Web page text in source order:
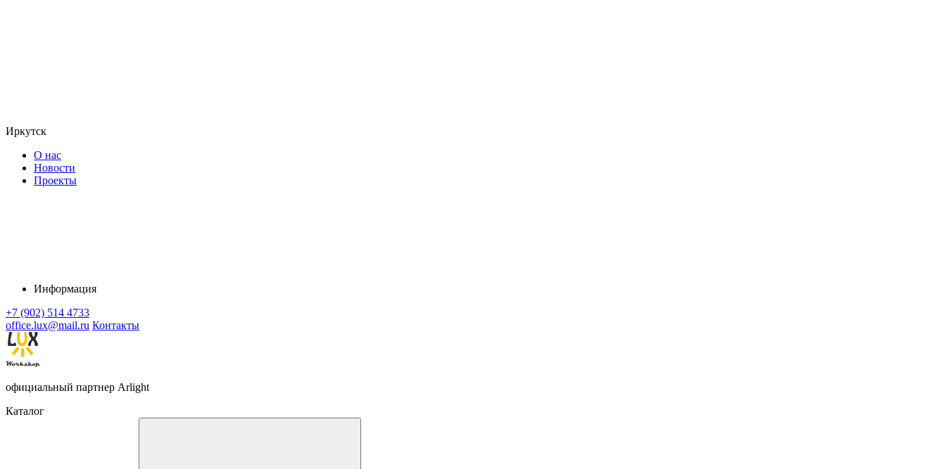
Иркутск
О нас
Новости
Проекты
Информация
+7 (902) 514 4733
office.lux@mail.ru Контакты
официальный партнер Arlight
Каталог